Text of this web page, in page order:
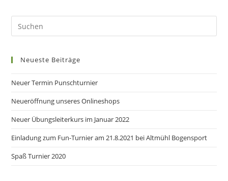
Neueste Beiträge
Neuer Termin Punschturnier
Neueröffnung unseres Onlineshops
Neuer Übungsleiterkurs im Januar 2022
Einladung zum Fun-Turnier am 21.8.2021 bei Altmühl Bogensport
Spaß Turnier 2020